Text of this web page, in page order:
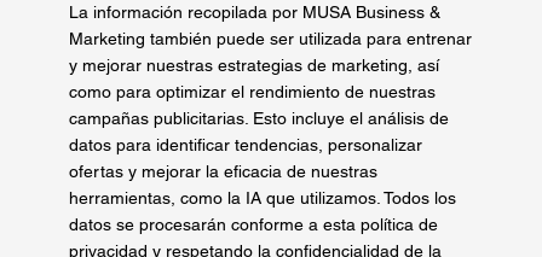
La información recopilada por MUSA Business &
Marketing también puede ser utilizada para entrenar
y mejorar nuestras estrategias de marketing, así
como para optimizar el rendimiento de nuestras
campañas publicitarias. Esto incluye el análisis de
datos para identificar tendencias, personalizar
ofertas y mejorar la eficacia de nuestras
herramientas, como la IA que utilizamos. Todos los
datos se procesarán conforme a esta política de
privacidad y respetando la confidencialidad de la